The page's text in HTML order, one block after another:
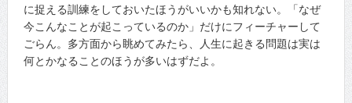
に捉える訓練をしておいたほうがいいかも知れない。「なぜ
今こんなことが起こっているのか」だけにフィーチャーして
ごらん。多方面から眺めてみたら、人生に起きる問題は実は
何とかなることのほうが多いはずだよ。